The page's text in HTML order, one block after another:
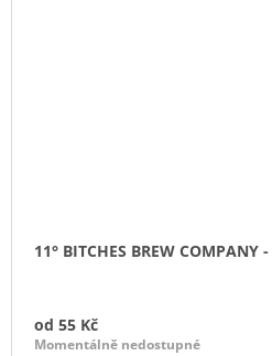
11° BITCHES BREW COMPANY
od 55 Kč
Momentálně nedostupné